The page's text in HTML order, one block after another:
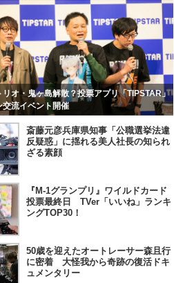
リオ・鬼ヶ島解散？投票アプリ「TIPSTAR」
交流イベント開催
斎藤元彦兵庫県知事「公職選挙法違
反疑惑」に揺れる美人社長の知られ
ざる素顔
『M-1グランプリ』ワイルドカード
投票最終日 TVer「いいね」ランキ
ングTOP30！
50歳を迎えたオートレーサー森且行
に密着 大怪我から奇跡の復活ドキ
ュメンタリー